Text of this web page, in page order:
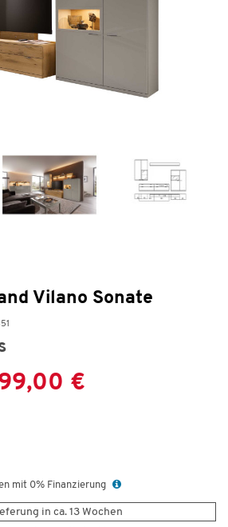
Vilano Sonate
€
mit 0% Finanzierung
in ca. 13 Wochen